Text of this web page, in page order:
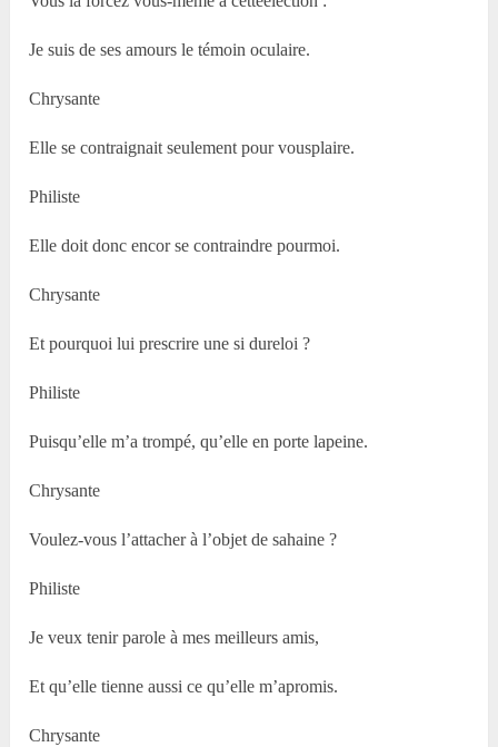
Je suis de ses amours le témoin oculaire.
Chrysante
Elle se contraignait seulement pour vousplaire.
Philiste
Elle doit donc encor se contraindre pourmoi.
Chrysante
Et pourquoi lui prescrire une si dureloi ?
Philiste
Puisqu’elle m’a trompé, qu’elle en porte lapeine.
Chrysante
Voulez-vous l’attacher à l’objet de sahaine ?
Philiste
Je veux tenir parole à mes meilleurs amis,
Et qu’elle tienne aussi ce qu’elle m’apromis.
Chrysante